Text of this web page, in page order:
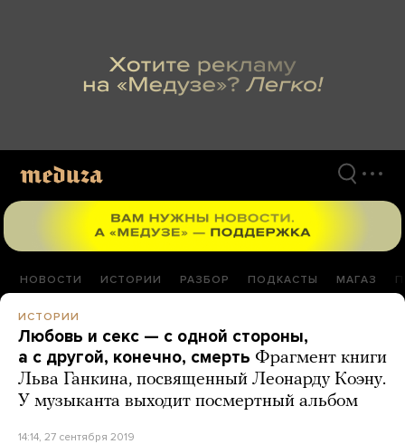
НОВОСТИ ИСТОРИИ РАЗБОР ПОДКАСТЫ МАГАЗ
ИСТОРИИ
Любовь и секс — с одной стороны,
а с другой, конечно, смерть Фрагмент книги
Льва Ганкина, посвященный Леонарду Коэну.
У музыканта выходит посмертный альбом
14:14, 27 сентября 2019